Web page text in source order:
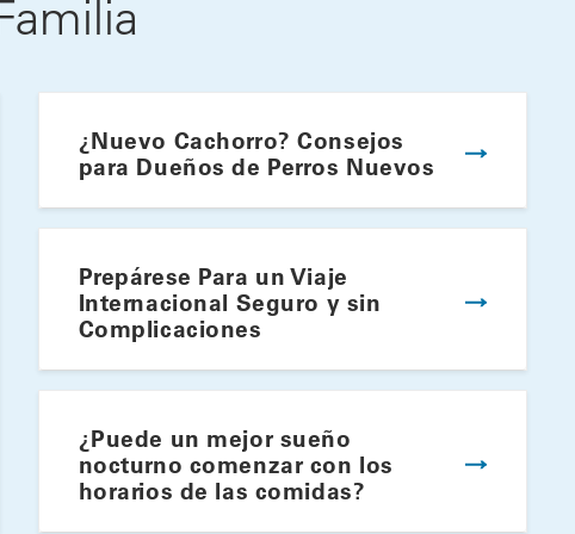
¿Nuevo Cachorro? Consejos
para Dueños de Perros Nuevos
Prepárese Para un Viaje
Internacional Seguro y sin
Complicaciones
¿Puede un mejor sueño
nocturno comenzar con los
horarios de las comidas?